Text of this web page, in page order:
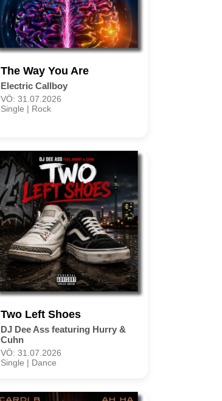
The Way You Are
Electric Callboy
VÖ: 31.07.2026
Single | Rock
Two Left Shoes
DJ Dee Ass featuring Hurry &
Cuhn
VÖ: 31.07.2026
Single | Dance